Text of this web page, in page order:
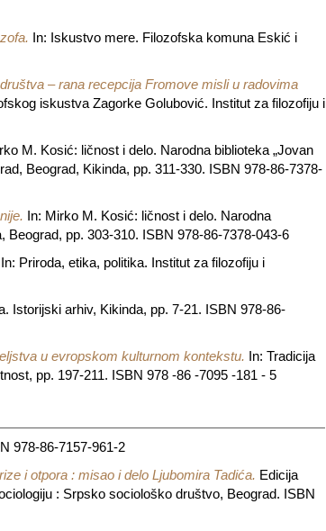
In: Iskustvo mere. Filozofska komuna Eskić i
– rana recepcija Fromove misli u radovima
iskustva Zagorke Golubović. Institut za filozofiju i
M. Kosić: ličnost i delo. Narodna biblioteka „Jovan
Beograd, Kikinda, pp. 311-330. ISBN 978-86-7378-
In: Mirko M. Kosić: ličnost i delo. Narodna
pp. 303-310. ISBN 978-86-7378-043-6
In: Priroda, etika, politika. Institut za filozofiju i
Istorijski arhiv, Kikinda, pp. 7-21. ISBN 978-86-
u evropskom kulturnom kontekstu. In: Tradicija
pp. 197-211. ISBN 978 -86 -7095 -181 - 5
978-86-7157-961-2
i otpora : misao i delo Ljubomira Tadića. Edicija
: Srpsko sociološko društvo, Beograd. ISBN